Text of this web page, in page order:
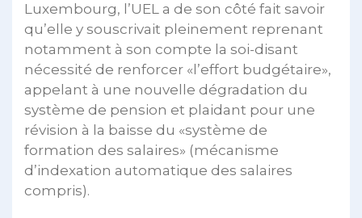
Luxembourg, l’UEL a de son côté fait savoir
qu’elle y souscrivait pleinement reprenant
notamment à son compte la soi-disant
nécessité de renforcer «l’effort budgétaire»,
appelant à une nouvelle dégradation du
système de pension et plaidant pour une
révision à la baisse du «système de
formation des salaires» (mécanisme
d’indexation automatique des salaires
compris).